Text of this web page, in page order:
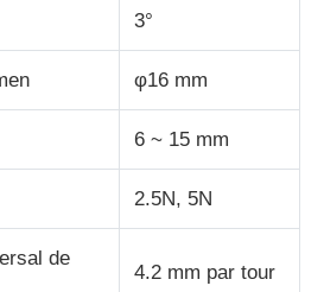
et d'humidité
de dureté
3°
φ16 mm
6 ~ 15 mm
2.5N, 5N
de
4.2 mm par tour